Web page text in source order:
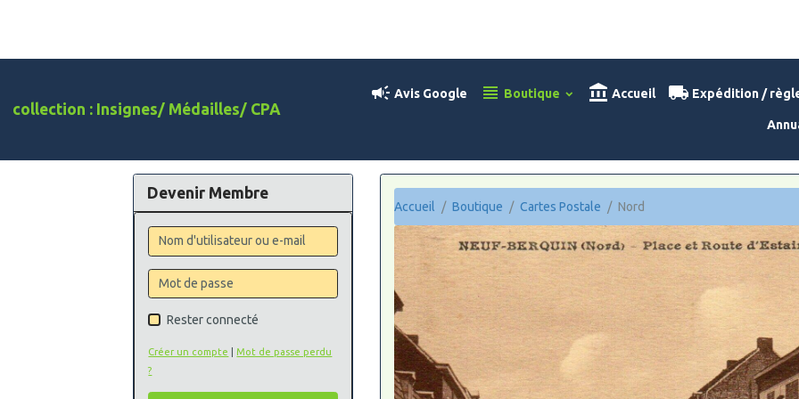
collection : Insignes/ Médailles/ CPA
Avis Google Boutique Accueil Expédition /
Accueil Boutique Cartes Postale Nord
Devenir Membre
Rester connecté
Créer un compte
Mot de passe perdu
?